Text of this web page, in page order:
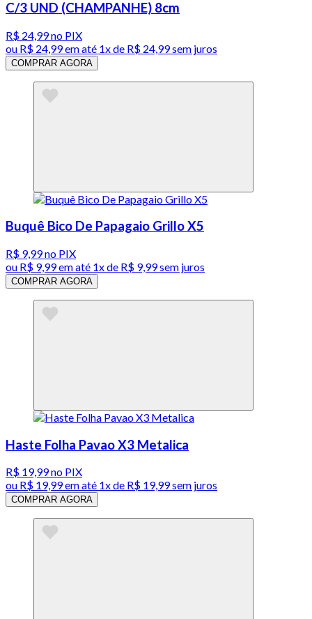
C/3 UND (CHAMPANHE) 8cm
R$ 24,99no PIX
ou R$ 24,99em até 1x de R$ 24,99sem juros
COMPRAR AGORA
Buquê Bico De Papagaio Grillo X5
R$ 9,99no PIX
ou R$ 9,99em até 1x de R$ 9,99sem juros
COMPRAR AGORA
Haste Folha Pavao X3 Metalica
R$ 19,99no PIX
ou R$ 19,99em até 1x de R$ 19,99sem juros
COMPRAR AGORA